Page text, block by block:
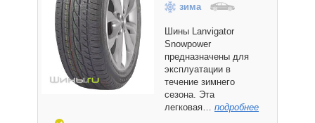
зима
Шины Lanvigator
Snowpower
предназначены для
эксплуатации в
течение зимнего
сезона. Эта
легковая… подробнее